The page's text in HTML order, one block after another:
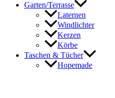
Garten/Terrasse
Laternen
Windlichter
Kerzen
Körbe
Taschen & Tücher
Hopemade